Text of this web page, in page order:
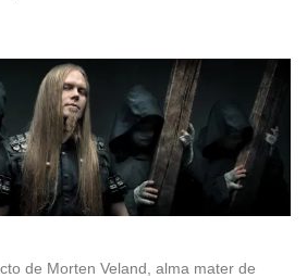
de Morten Veland, alma mater de